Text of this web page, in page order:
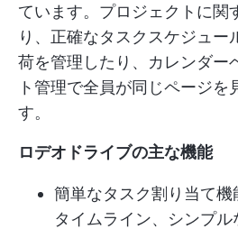
ています。プロジェクトに関
り、正確なタスクスケジュー
荷を管理したり、カレンダー
ト管理で全員が同じページを
す。
ロデオドライブの主な機能
簡単なタスク割り当て
タイムライン、シンプ